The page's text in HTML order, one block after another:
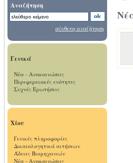
Αναζήτηση
σύνθετη αναζήτηση
Γενικά
Νέα - Ανακοινώσεις
Περιφερειακές ενότητες
Συχνές Ερωτήσεις
Χίου
Γενικές πληροφορίες
Δικαιολογητικά αιτήσεων
Άδειες Βιομηχανιών
Νέα - Ανακοινώσεις